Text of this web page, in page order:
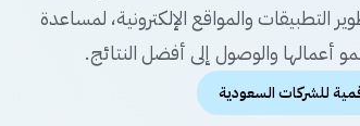
التطبيقات والمواقع الإلكترونية، لمساعدة
أعمالها والوصول إلى أفضل النتائج.
للشركات السعودية